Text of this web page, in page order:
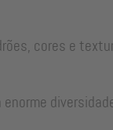
cores e
enorme